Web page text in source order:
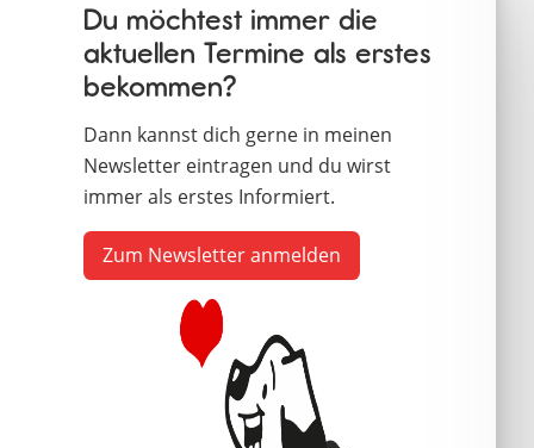
Du möchtest immer die
aktuellen Termine als erstes
bekommen?
Dann kannst dich gerne in meinen
Newsletter eintragen und du wirst
immer als erstes Informiert.
Zum Newsletter anmelden